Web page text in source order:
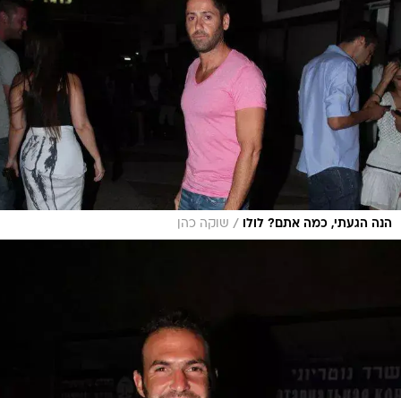
הנה הגעתי, כמה אתם? לולו / שוקה כהן